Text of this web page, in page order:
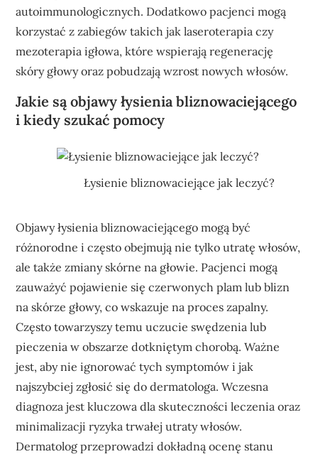
autoimmunologicznych. Dodatkowo pacjenci mogą
korzystać z zabiegów takich jak laseroterapia czy
mezoterapia igłowa, które wspierają regenerację
skóry głowy oraz pobudzają wzrost nowych włosów.
Jakie są objawy łysienia bliznowaciejącego
i kiedy szukać pomocy
Łysienie bliznowaciejące jak leczyć?
Objawy łysienia bliznowaciejącego mogą być
różnorodne i często obejmują nie tylko utratę włosów,
ale także zmiany skórne na głowie. Pacjenci mogą
zauważyć pojawienie się czerwonych plam lub blizn
na skórze głowy, co wskazuje na proces zapalny.
Często towarzyszy temu uczucie swędzenia lub
pieczenia w obszarze dotkniętym chorobą. Ważne
jest, aby nie ignorować tych symptomów i jak
najszybciej zgłosić się do dermatologa. Wczesna
diagnoza jest kluczowa dla skuteczności leczenia oraz
minimalizacji ryzyka trwałej utraty włosów.
Dermatolog przeprowadzi dokładną ocenę stanu